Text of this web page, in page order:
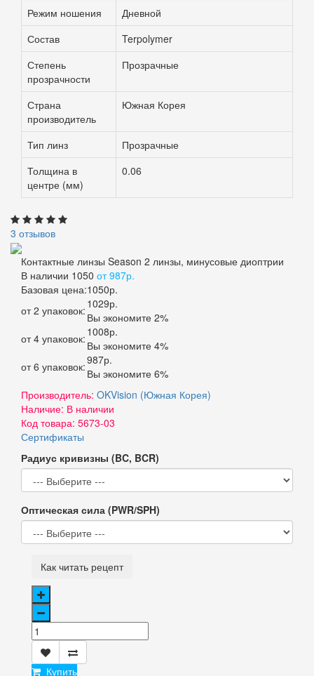
Режим ношения
Дневной
Состав
Terpolymer
Степень
прозрачности
Прозрачные
Страна
производитель
Южная Корея
Тип линз
Прозрачные
Толщина в
центре (мм)
0.06
3 отзывов
Контактные линзы Season 2 линзы, минусовые диоптрии
В наличии 1050 от 987р.
Базовая цена:1050р.
от 2 упаковок: 1029р.
Вы экономите 2%
от 4 упаковок: 1008р.
Вы экономите 4%
от 6 упаковок:987р.
Вы экономите 6%
Производитель: OKVision (Южная Корея)
Наличие: В наличии
Код товара: 5673-03
Сертификаты
Радиус кривизны (BC, BCR)
Оптическая сила (PWR/SPH)
Как читать рецепт
Купить